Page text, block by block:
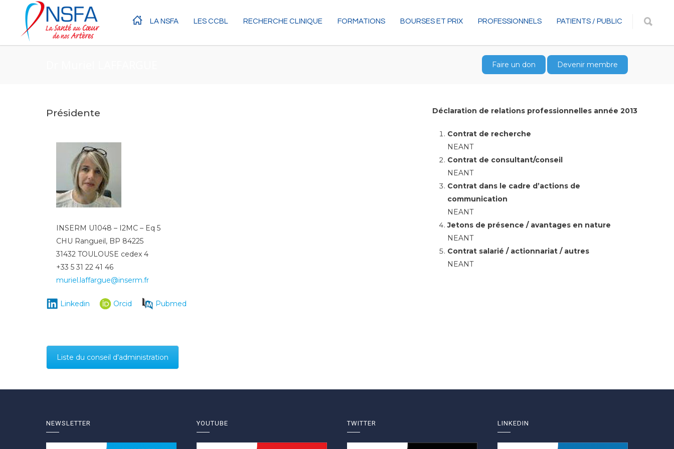
LA NSFA LES CCBL RECHERCHE CLINIQUE FORMATIONS BOURSES ET PRIX PROFESSIONNELS PATIENTS / PUBLIC
Faire un don Devenir membre
Présidente
INSERM U1048 – I2MC – Eq 5
CHU Rangueil, BP 84225
31432 TOULOUSE cedex 4
+33 5 31 22 41 46
muriel.laffargue@inserm.fr
Linkedin Orcid Pubmed
Liste du conseil d'administration
Déclaration de relations professionnelles année 2013
Contrat de recherche
NEANT
Contrat de consultant/conseil
NEANT
Contrat dans le cadre d’actions de
communication
NEANT
Jetons de présence / avantages en nature
NEANT
Contrat salarié / actionnariat / autres
NEANT
NEWSLETTER YOUTUBE TWITTER LINKEDIN